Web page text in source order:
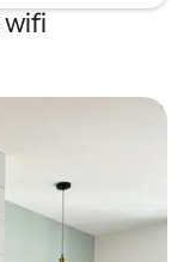
wifi